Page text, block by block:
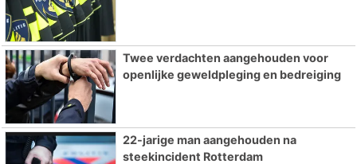
Twee verdachten aangehouden voor
openlijke geweldpleging en bedreiging
22-jarige man aangehouden na
steekincident Rotterdam